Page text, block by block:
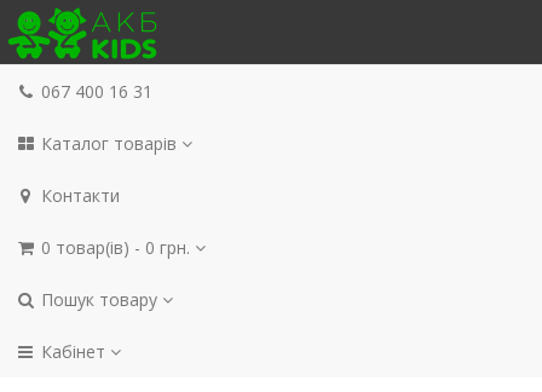
067 400 16 31
Каталог товарів
Контакти
0 товар(ів) - 0 грн.
Пошук товару
Кабінет